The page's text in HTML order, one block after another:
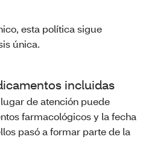
esta política sigue
única.
incluidas
de atención puede
farmacológicos y la fecha
pasó a formar parte de la